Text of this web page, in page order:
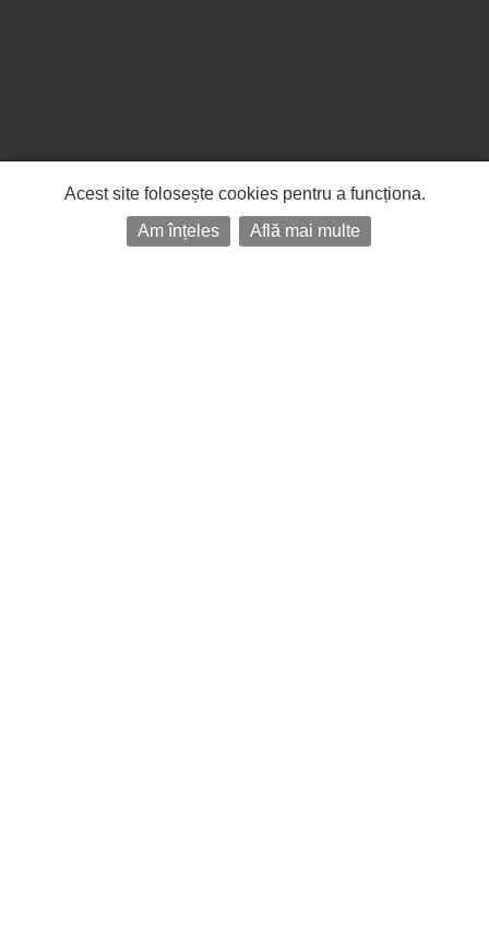
Acest site folosește cookies pentru a funcționa.
Am înțeles
Află mai multe